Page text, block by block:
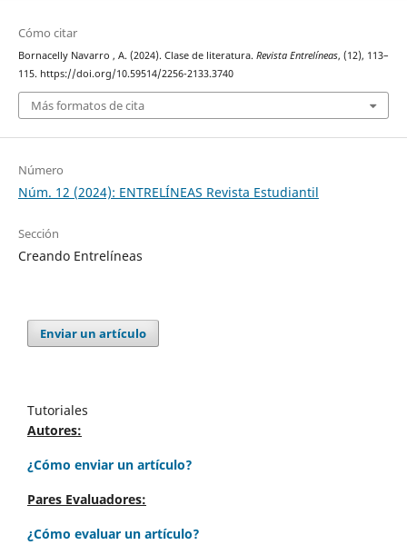
Cómo citar
Bornacelly Navarro , A. (2024). Clase de literatura. Revista Entrelíneas, (12), 113–
115. https://doi.org/10.59514/2256-2133.3740
Más formatos de cita
Número
Núm. 12 (2024): ENTRELÍNEAS Revista Estudiantil
Sección
Creando Entrelíneas
Enviar un artículo
Tutoriales
Autores:
¿Cómo enviar un artículo?
Pares Evaluadores:
¿Cómo evaluar un artículo?